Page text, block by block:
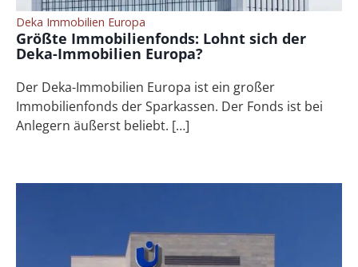
Deka Immobilien Europa
Größte Immobilienfonds: Lohnt sich der
Deka-Immobilien Europa?
Der Deka-Immobilien Europa ist ein großer
Immobilienfonds der Sparkassen. Der Fonds ist bei
Anlegern äußerst beliebt. […]